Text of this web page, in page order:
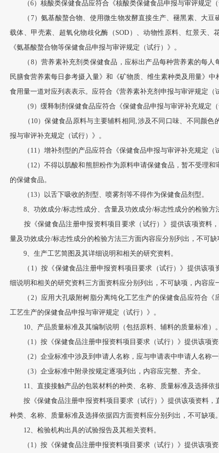
（6）核酸类保健食品应符合《核酸类保健食品申报与审评规定（
（7）氨基酸螯合物、使用微生物发酵直接生产、褪黑素、大豆
载体、甲壳素、超氧化物歧化酶（SOD）、动物性原料、红景天、
《氨基酸螯合物等保健食品申报与审评规定（试行）》。
（8）营养素补充剂类保健食品，应标出产品每种营养素的每人
民膳食营养素每日参考摄入量》和《矿物质、维生素种类及用量》
食用量一道对应列表表示。应符合《营养素补充剂申报与审评规定（
（9）缓释制剂保健食品应符合《保健食品申报与审评补充规定（
（10）保健食品原料与主要辅料相同,涉及不同口味、不同颜色
报与审评补充规定（试行）》。
（11）增补剂型的产品应符合《保健食品申报与审评补充规定（
（12）不得以肌酸和熊胆粉作为原料申请保健食品，暂不受理和
的保健食品。
（13）以舌下吸收的剂型、喷雾剂等不得作为保健食品剂型。
8、功效成分/标志性成分、含量及功效成分/标志性成分的检验方
按《保健食品注册申报资料项目要求（试行）》提供该项资料
量及功效成分/标志性成分的检验方法三方面内容应分别列出，不可缺
9、生产工艺简图及其详细说明和相关的研究资料。
（1）按《保健食品注册申报资料项目要求（试行）》提供该项
细说明和相关的研究资料三方面资料应分别列出，不可缺项，内容应
（2）应用大孔吸附树脂分离纯化工艺生产的保健食品应符合《
工艺生产的保健食品申报与审评规定（试行）》。
10、产品质量标准及其编制说明（包括原料、辅料的质量标准）
（1）按《保健食品注册申报资料项目要求（试行）》提供该项
（2）企业标准中涉及到申请人名称，应与申请表中申请人名称
（3）企业标准中附录按规定逐项列出，内容应完整、齐全。
11、直接接触产品的包装材料的种类、名称、质量标准及选择依
按《保健食品注册申报资料项目要求（试行）》提供该项资料，
种类、名称、质量标准及选择依据四方面资料应分别列出，不可缺项
12、检验机构出具的试验报告及其相关资料。
（1）按《保健食品注册申报资料项目要求（试行）》提供该项